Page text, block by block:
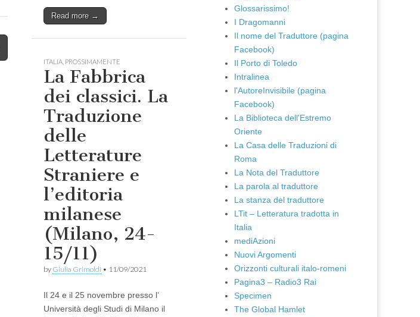
Read more →
ITALIA PROSSIMAMENTE
La Fabbrica
dei classici. La
Traduzione
delle
Letterature
Straniere e
l’editoria
milanese
(Milano, 24-
15/11)
by Giulia Grimoldi • 11/09/2021
Il 24 e il 25 novembre presso l’
Università degli Studi di Milano il
Glossarissimo!
I Dragomanni
Il nome del Traduttore (pagina
Facebook)
Il Porto di Toledo
Intralinea
l'AutoreInvisibile (pagina
Facebook)
La Biblioteca dell'Estremo
Oriente
La Casa delle Traduzioni di
Roma
La Nota del Traduttore
La parola al traduttore
La stanza del traduttore
LTit – Letteratura tradotta in
Italia
mediAzioni
Nuovi Argomenti
Orizzonti culturali italo-romeni
Pagina3 – Radio3 Rai
Specimen
The Global Hamlet